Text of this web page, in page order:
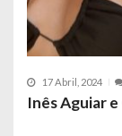
17 Abril, 2024
Inês Aguiar